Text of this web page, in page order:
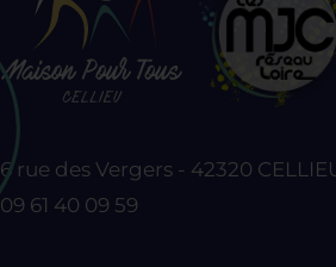
6 rue des Vergers - 42320
09 61 40 09 59